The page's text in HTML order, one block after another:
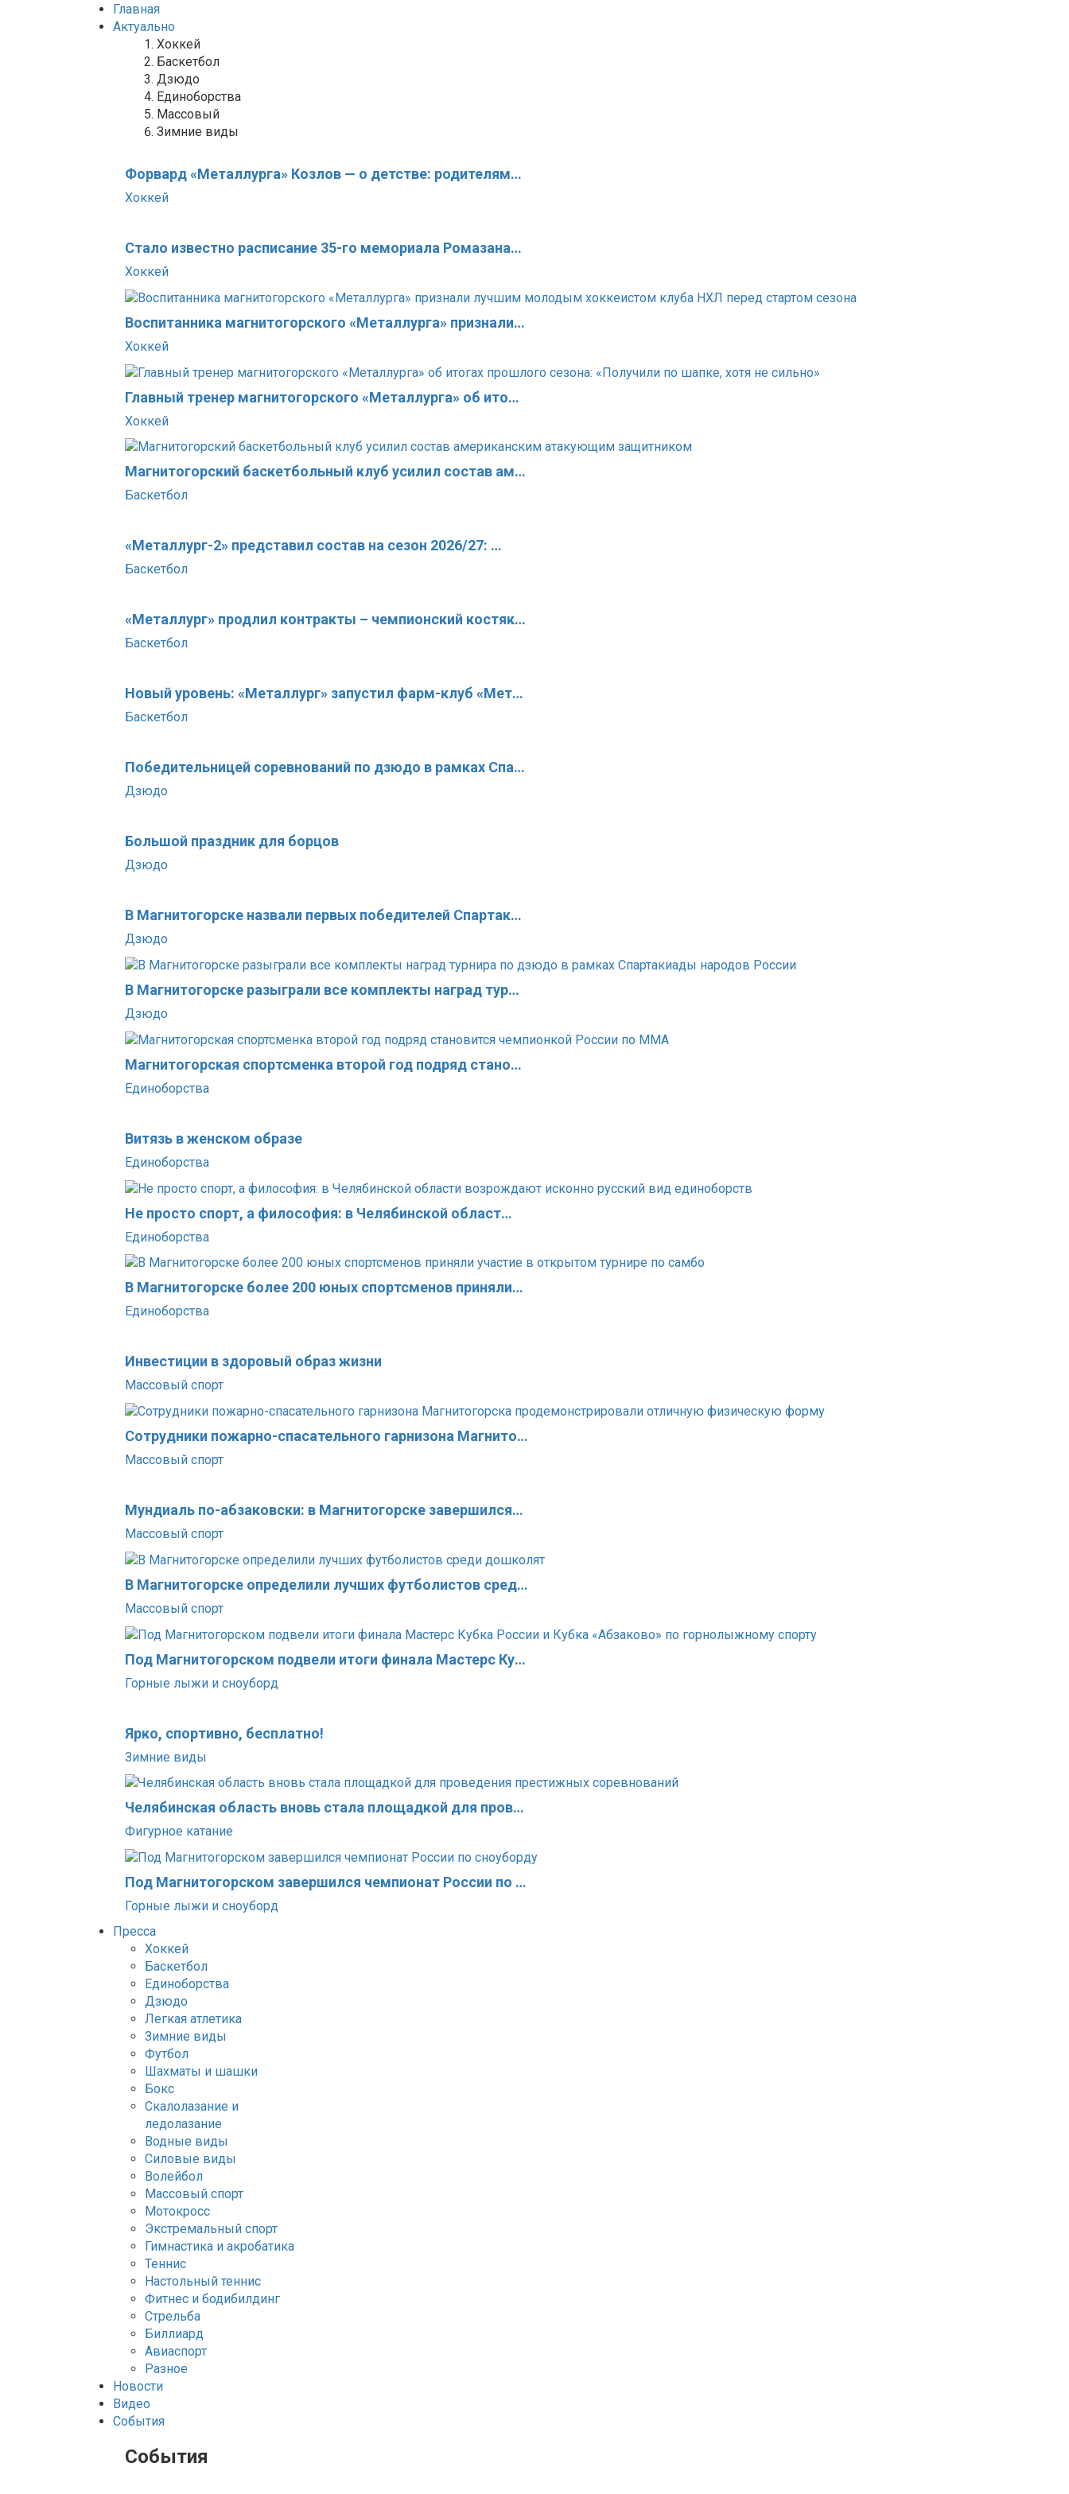
Главная
Актуально
Хоккей
Баскетбол
Дзюдо
Единоборства
Массовый
Зимние виды
Форвард «Металлурга» Козлов — о детстве: родителям…
Хоккей
Стало известно расписание 35-го мемориала Ромазана…
Хоккей
Воспитанника магнитогорского «Металлурга» признали…
Хоккей
Главный тренер магнитогорского «Металлурга» об ито…
Хоккей
Магнитогорский баскетбольный клуб усилил состав ам…
Баскетбол
«Металлург-2» представил состав на сезон 2026/27: …
Баскетбол
«Металлург» продлил контракты – чемпионский костяк…
Баскетбол
Новый уровень: «Металлург» запустил фарм-клуб «Мет…
Баскетбол
Победительницей соревнований по дзюдо в рамках Спа…
Дзюдо
Большой праздник для борцов
Дзюдо
В Магнитогорске назвали первых победителей Спартак…
Дзюдо
В Магнитогорске разыграли все комплекты наград тур…
Дзюдо
Магнитогорская спортсменка второй год подряд стано…
Единоборства
Витязь в женском образе
Единоборства
Не просто спорт, а философия: в Челябинской област…
Единоборства
В Магнитогорске более 200 юных спортсменов приняли…
Единоборства
Инвестиции в здоровый образ жизни
Массовый спорт
Сотрудники пожарно-спасательного гарнизона Магнито…
Массовый спорт
Мундиаль по-абзаковски: в Магнитогорске завершился…
Массовый спорт
В Магнитогорске определили лучших футболистов сред…
Массовый спорт
Под Магнитогорском подвели итоги финала Мастерс Ку…
Горные лыжи и сноуборд
Ярко, спортивно, бесплатно!
Зимние виды
Челябинская область вновь стала площадкой для пров…
Фигурное катание
Под Магнитогорском завершился чемпионат России по …
Горные лыжи и сноуборд
Пресса
Хоккей
Баскетбол
Единоборства
Дзюдо
Легкая атлетика
Зимние виды
Футбол
Шахматы и шашки
Бокс
Скалолазание и
ледолазание
Водные виды
Силовые виды
Волейбол
Массовый спорт
Мотокросс
Экстремальный спорт
Гимнастика и акробатика
Теннис
Настольный теннис
Фитнес и бодибилдинг
Стрельба
Биллиард
Авиаспорт
Разное
Новости
Видео
События
События